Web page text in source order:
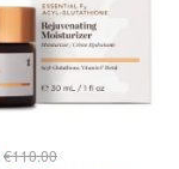
€110.00